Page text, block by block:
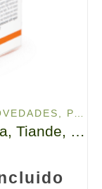
, PARA EL CUERPO
1280101 Té de frutas Slim Tea, Tiande, 30 bolsas de filtro x 1,5 g, EcoDeViva, Frena tu apetito y antojos de dulces